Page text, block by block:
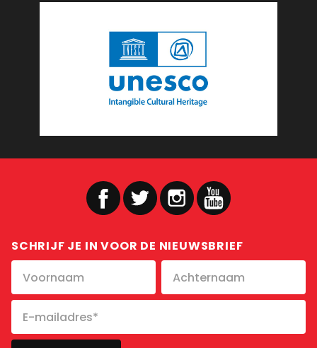
SCHRIJF JE IN VOOR DE NIEUWSBRIEF